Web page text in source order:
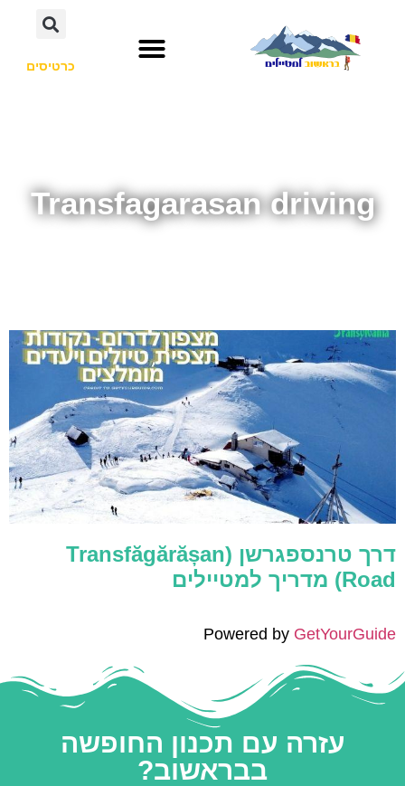
כרטיסים
Transfagarasan driving
דרך טרנספגרשן (Transfăgărășan
Road) מדריך למטיילים
Powered by GetYourGuide
עזרה עם תכנון החופשה
בבראשוב?